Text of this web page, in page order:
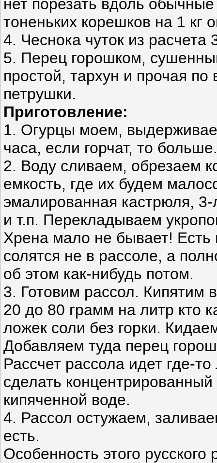
нет порезать вдоль
тоненьких корешков на 1 кг
4. Чеснока чуток из расчета
5. Перец горошком,
простой, тархун и прочая
петрушки.
Приготовление:
1. Огурцы моем,
часа, если горчат, то больше.
2. Воду сливаем, обрезаем
емкость, где их будем
эмалированная кастрюля,
и т.п. Перекладываем
Хрена мало не бывает! Есть
солятся не в рассоле, а
об этом как-нибудь потом.
3. Готовим рассол. Кипятим
20 до 80 грамм на литр кто
ложек соли без горки.
Добавляем туда перец
Рассчет рассола идет где-
сделать
кипяченной воде.
4. Рассол остужаем,
есть.
Особенность этого русского